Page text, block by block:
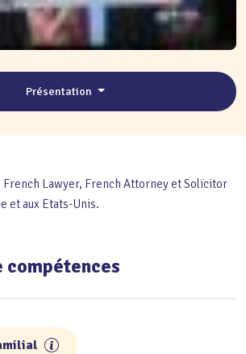
Présentation
Lawyer, French Attorney et Solicitor
et aux Etats-Unis.
compétences